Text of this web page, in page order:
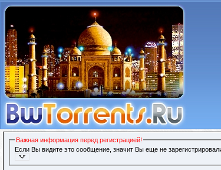
Важная информация перед регистрацией!
Если Вы видите это сообщение, значит Вы еще не